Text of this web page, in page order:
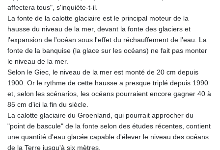
affectera tous", s'inquiète-t-il.
La fonte de la calotte glaciaire est le principal moteur de la
hausse du niveau de la mer, devant la fonte des glaciers et
l'expansion de l'océan sous l'effet du réchauffement de l'eau. La
fonte de la banquise (la glace sur les océans) ne fait pas monter
le niveau de la mer.
Selon le Giec, le niveau de la mer est monté de 20 cm depuis
1900. Or le rythme de cette hausse a presque triplé depuis 1990
et, selon les scénarios, les océans pourraient encore gagner 40 à
85 cm d'ici la fin du siècle.
La calotte glaciaire du Groenland, qui pourrait approcher du
"point de bascule" de la fonte selon des études récentes, contient
une quantité d'eau glacée capable d'élever le niveau des océans
de la Terre jusqu'à six mètres.